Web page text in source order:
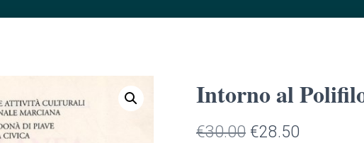
Intorno al
€30.00 Il
€28.50